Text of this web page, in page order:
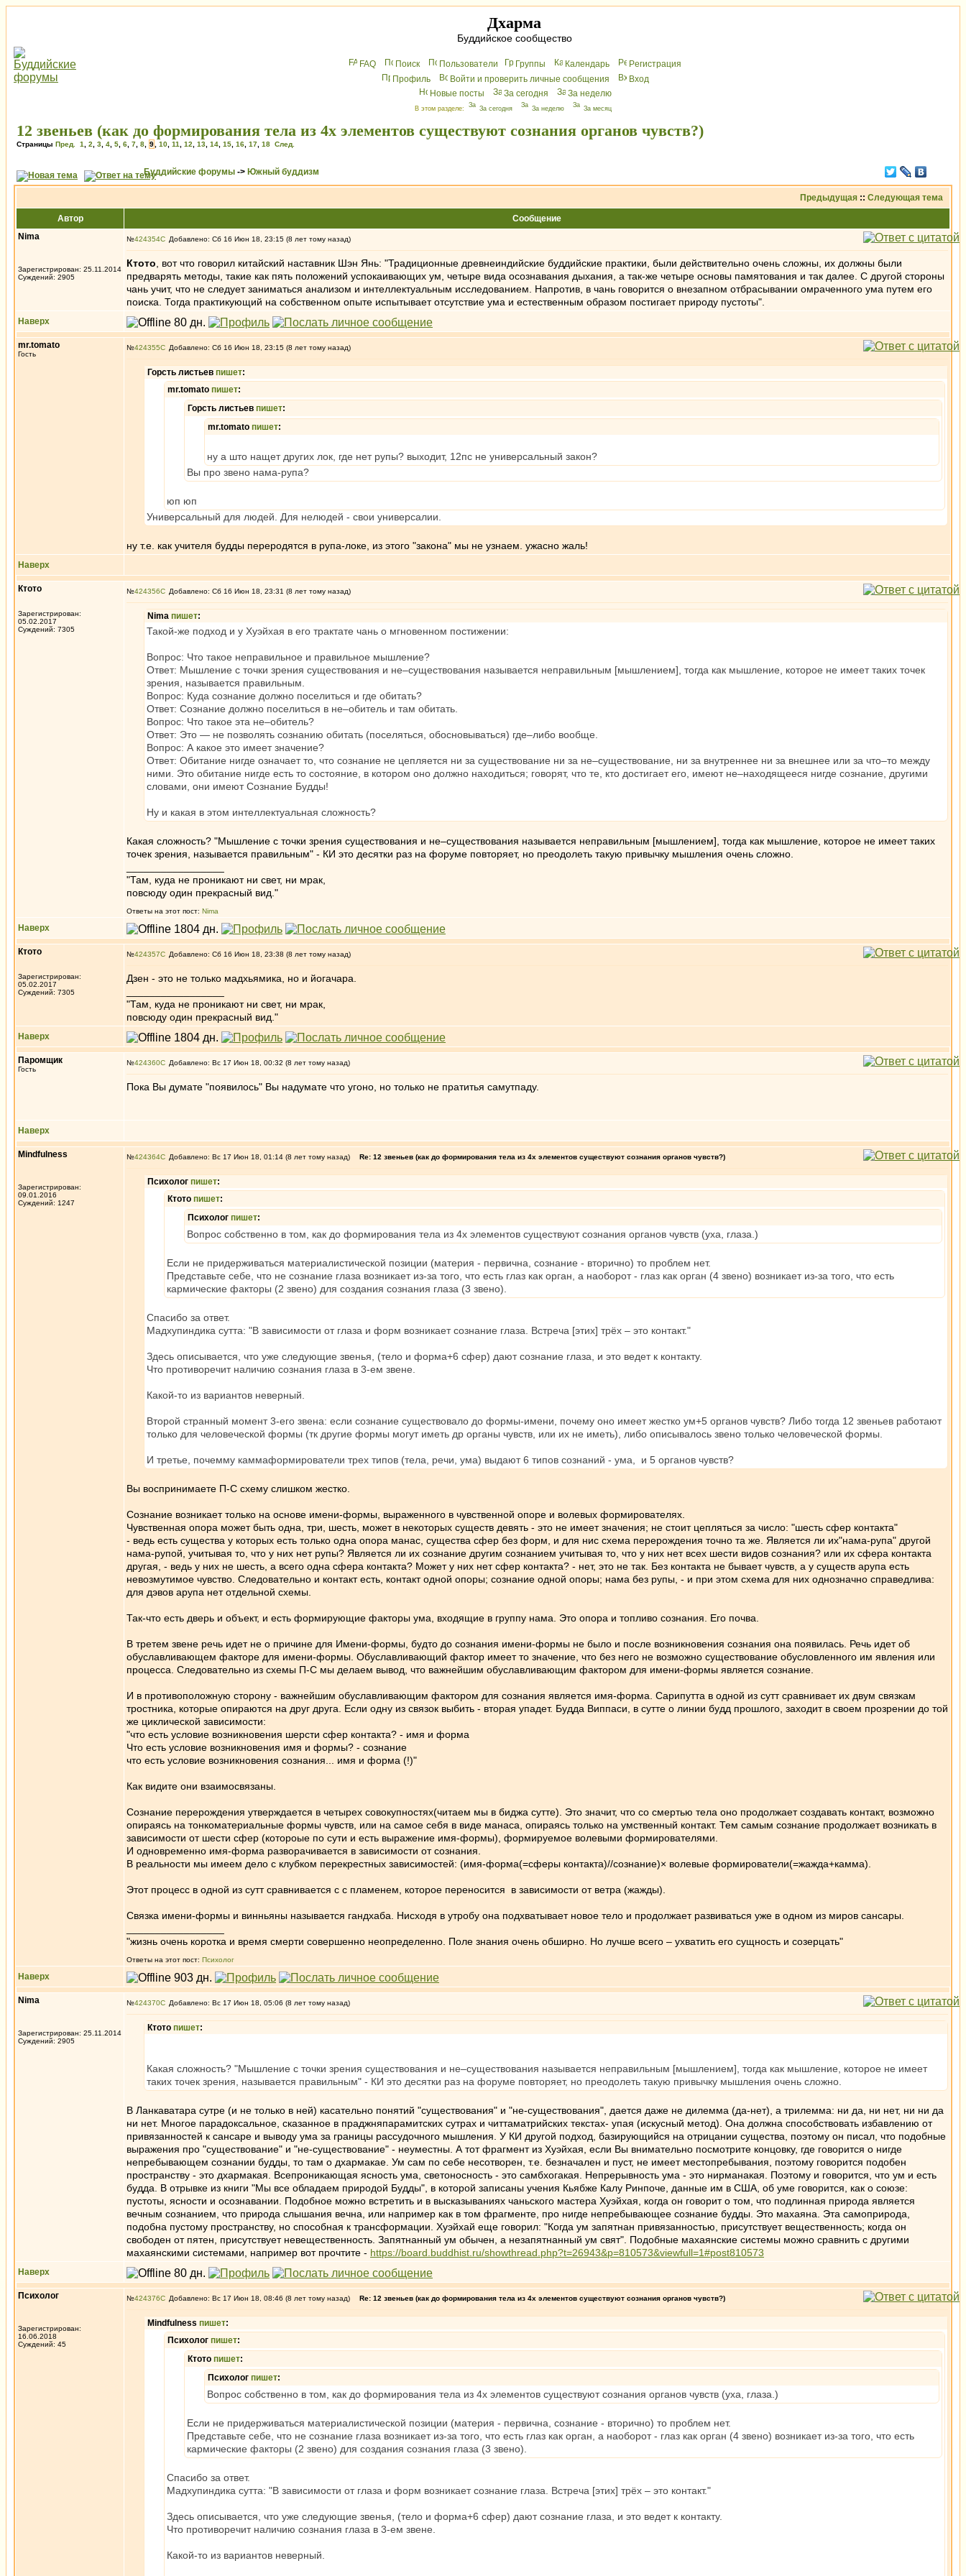
Дхарма
Буддийское сообщество
FAQ Поиск Пользователи Группы Календарь
Peгиcтрaция
Профиль
Войти и проверить личные сообщения
Вхoд
Новые посты
За сегодня За неделю
В этом разделе: За сегодня За неделю За месяц
12 звеньев (как до формирования тела из 4х элементов существуют сознания органов чувств?)
Страницы Пред. 1 2 3 4 5 6 7 8 9 10 11 12 13 14 15 16 17 18 След.
Буддийские форумы -> Южный буддизм
Предыдущая :: Следующая тема
Автор
Сообщение
Nima
Зарегистрирован: 25.11.2014
Суждений: 2905
№424354 Добавлено: Сб 16 Июн 18, 23:15 (8 лет тому назад)
Ктото , вот что говорил китайский наставник Шэн Янь: "Традиционные древнеиндийские буддийские практики, были действительно очень сложны, их должны были
предварять методы, такие как пять положений успокаивающих ум, четыре вида осознавания дыхания, а так-же четыре основы памятования и так далее. С другой стороны
чань учит, что не следует заниматься анализом и интеллектуальным исследованием. Напротив, в чань говорится о внезапном отбрасывании омраченного ума путем его
поиска. Тогда практикующий на собственном опыте испытывает отсутствие ума и естественным образом постигает природу пустоты".
Наверх
mr.tomato
Гость
№424355 Добавлено: Сб 16 Июн 18, 23:15 (8 лет тому назад)
Горсть листьев пишет:
mr.tomato пишет:
Горсть листьев пишет:
mr.tomato пишет:
ну а што нащет других лок, где нет рупы? выходит, 12пс не универсальный закон?
Вы про звено нама-рупа?
юп юп
Универсальный для людей. Для нелюдей - свои универсалии.
ну т.е. как учителя будды переродятся в рупа-локе, из этого "закона" мы не узнаем. ужасно жаль!
Наверх
Ктото
Зарегистрирован:
05.02.2017
Суждений: 7305
№424356 Добавлено: Сб 16 Июн 18, 23:31 (8 лет тому назад)
Nima пишет:
Такой-же подход и у Хуэйхая в его трактате чань о мгновенном постижении:
Вопрос: Что такое неправильное и правильное мышление?
Ответ: Мышление с точки зрения существования и не–существования называется неправильным [мышлением], тогда как мышление, которое не имеет таких точек
зрения, называется правильным.
Вопрос: Куда сознание должно поселиться и где обитать?
Ответ: Сознание должно поселиться в не–обитель и там обитать.
Вопрос: Что такое эта не–обитель?
Ответ: Это — не позволять сознанию обитать (поселяться, обосновываться) где–либо вообще.
Вопрос: А какое это имеет значение?
Ответ: Обитание нигде означает то, что сознание не цепляется ни за существование ни за не–существование, ни за внутреннее ни за внешнее или за что–то между
ними. Это обитание нигде есть то состояние, в котором оно должно находиться; говорят, что те, кто достигает его, имеют не–находящееся нигде сознание, другими
словами, они имеют Сознание Будды!
Ну и какая в этом интеллектуальная сложность?
Какая сложность? "Мышление с точки зрения существования и не–существования называется неправильным [мышлением], тогда как мышление, которое не имеет таких
точек зрения, называется правильным" - КИ это десятки раз на форуме повторяет, но преодолеть такую привычку мышления очень сложно.
"Там, куда не проникают ни свет, ни мрак,
повсюду один прекрасный вид."
Ответы на этот пост: Nima
Наверх
Ктото
Зарегистрирован:
05.02.2017
Суждений: 7305
№424357 Добавлено: Сб 16 Июн 18, 23:38 (8 лет тому назад)
Дзен - это не только мадхьямика, но и йогачара.
"Там, куда не проникают ни свет, ни мрак,
повсюду один прекрасный вид."
Наверх
Паромщик
Гость
№424360 Добавлено: Вс 17 Июн 18, 00:32 (8 лет тому назад)
Пока Вы думате "появилось" Вы надумате что угоно, но только не пратитья самутпаду.
Наверх
Mindfulness
Зарегистрирован:
09.01.2016
Суждений: 1247
№424364 Добавлено: Вс 17 Июн 18, 01:14 (8 лет тому назад) Re: 12 звеньев (как до формирования тела из 4х элементов существуют сознания органов чувств?)
Психолог пишет:
Ктото пишет:
Психолог пишет:
Вопрос собственно в том, как до формирования тела из 4х элементов существуют сознания органов чувств (уха, глаза.)
Если не придерживаться материалистической позиции (материя - первична, сознание - вторично) то проблем нет.
Представьте себе, что не сознание глаза возникает из-за того, что есть глаз как орган, а наоборот - глаз как орган (4 звено) возникает из-за того, что есть
кармические факторы (2 звено) для создания сознания глаза (3 звено).
Спасибо за ответ.
Мадхупиндика сутта: "В зависимости от глаза и форм возникает сознание глаза. Встреча [этих] трёх – это контакт."
Здесь описывается, что уже следующие звенья, (тело и форма+6 сфер) дают сознание глаза, и это ведет к контакту.
Что противоречит наличию сознания глаза в 3-ем звене.
Какой-то из вариантов неверный.
Второй странный момент 3-его звена: если сознание существовало до формы-имени, почему оно имеет жестко ум+5 органов чувств? Либо тогда 12 звеньев работают
только для человеческой формы (тк другие формы могут иметь др органы чувств, или их не иметь), либо описывалось звено только человеческой формы.
И третье, почемму каммаформирователи трех типов (тела, речи, ума) выдают 6 типов сознаний - ума, и 5 органов чувств?
Вы воспринимаете П-С схему слишком жестко.
Сознание возникает только на основе имени-формы, выраженного в чувственной опоре и волевых формирователях.
Чувственная опора может быть одна, три, шесть, может в некоторых существ девять - это не имеет значения; не стоит цепляться за число: "шесть сфер контакта"
- ведь есть существа у которых есть только одна опора манас, существа сфер без форм, и для нис схема перерождения точно та же. Является ли их"нама-рупа" другой
нама-рупой, учитывая то, что у них нет рупы? Является ли их сознание другим сознанием учитывая то, что у них нет всех шести видов сознания? или их сфера контакта
другая, - ведь у них не шесть, а всего одна сфера контакта? Может у них нет сфер контакта? - нет, это не так. Без контакта не бывает чувств, а у существ арупа есть
невозмутимое чувство. Следовательно и контакт есть, контакт одной опоры; сознание одной опоры; нама без рупы, - и при этом схема для них однозначно справедлива:
для дэвов арупа нет отдельной схемы.
Так-что есть дверь и объект, и есть формирующие факторы ума, входящие в группу нама. Это опора и топливо сознания. Его почва.
В третем звене речь идет не о причине для Имени-формы, будто до сознания имени-формы не было и после возникновения сознания она появилась. Речь идет об
обуславливающем факторе для имени-формы. Обуславливающий фактор имеет то значение, что без него не возможно существование обусловленного им явления или
процесса. Следовательно из схемы П-С мы делаем вывод, что важнейшим обуславливающим фактором для имени-формы является сознание.
И в противоположную сторону - важнейшим обуславливающим фактором для сознания является имя-форма. Сарипутта в одной из сутт сравнивает их двум связкам
тростника, которые опираются на друг друга. Если одну из связок выбить - вторая упадет. Будда Виппаси, в сутте о линии будд прошлого, заходит в своем прозрении до той
же циклической зависимости:
"что есть условие возникновения шерсти сфер контакта? - имя и форма
Что есть условие возникновения имя и формы? - сознание
что есть условие возникновения сознания... имя и форма (!)"
Как видите они взаимосвязаны.
Сознание перерождения утверждается в четырех совокупностях(читаем мы в биджа сутте). Это значит, что со смертью тела оно продолжает создавать контакт, возможно
опираясь на тонкоматериальные формы чувств, или на самое себя в виде манаса, опираясь только на умственный контакт. Тем самым сознание продолжает возникать в
зависимости от шести сфер (котороые по сути и есть выражение имя-формы), формируемое волевыми формирователями.
И одновременно имя-форма разворачивается в зависимости от сознания.
В реальности мы имеем дело с клубком перекрестных зависимостей: (имя-форма(=сферы контакта)//сознание)× волевые формирователи(=жажда+камма).
Этот процесс в одной из сутт сравнивается с с пламенем, которое переносится в зависимости от ветра (жажды).
Связка имени-формы и винньяны называется гандхаба. Нисходя в утробу она подхватывает новое тело и продолжает развиваться уже в одном из миров сансары.
"жизнь очень коротка и время смерти совершенно неопределенно. Поле знания очень обширно. Но лучше всего – ухватить его сущность и созерцать"
Ответы на этот пост: Психолог
Наверх
Nima
Зарегистрирован: 25.11.2014
Суждений: 2905
№424370 Добавлено: Вс 17 Июн 18, 05:06 (8 лет тому назад)
Ктото пишет:
Какая сложность? "Мышление с точки зрения существования и не–существования называется неправильным [мышлением], тогда как мышление, которое не имеет
таких точек зрения, называется правильным" - КИ это десятки раз на форуме повторяет, но преодолеть такую привычку мышления очень сложно.
В Ланкаватара сутре (и не только в ней) касательно понятий "существования" и "не-существования", дается даже не дилемма (да-нет), а трилемма: ни да, ни нет, ни ни да
ни нет. Многое парадоксальное, сказанное в праджняпарамитских сутрах и читтаматрийских текстах- упая (искусный метод). Она должна способствовать избавлению от
привязанностей к сансаре и выводу ума за границы рассудочного мышления. У КИ другой подход, базирующийся на отрицании существа, поэтому он писал, что подобные
выражения про "существование" и "не-существование" - неуместны. А тот фрагмент из Хуэйхая, если Вы внимательно посмотрите концовку, где говорится о нигде
непребывающем сознании будды, то там о дхармакае. Ум сам по себе несотворен, т.е. безначален и пуст, не имеет местопребывания, поэтому говорится подобен
пространству - это дхармакая. Всепроникающая ясность ума, светоносность - это самбхогакая. Непрерывность ума - это нирманакая. Поэтому и говорится, что ум и есть
будда. В отрывке из книги "Мы все обладаем природой Будды", в которой записаны учения Кьябже Калу Ринпоче, данные им в США, об уме говорится, как о союзе:
пустоты, ясности и осознавании. Подобное можно встретить и в высказываниях чаньского мастера Хуэйхая, когда он говорит о том, что подлинная природа является
вечным сознанием, что природа слышания вечна, или например как в том фрагменте, про нигде непребывающее сознание будды. Это махаяна. Эта самоприрода,
подобна пустому пространству, но способная к трансформации. Хуэйхай еще говорил: "Когда ум запятнан привязанностью, присутствует вещественность; когда он
свободен от пятен, присутствует невещественность. Запятнанный ум обычен, а незапятнанный ум свят". Подобные махаянские системы можно сравнить с другими
махаянскими системами, например вот прочтите - https://board.buddhist.ru/showthread.php?t=26943&p=810573&viewfull=1#post810573
Наверх
Психолог
Зарегистрирован:
16.06.2018
Суждений: 45
№424376 Добавлено: Вс 17 Июн 18, 08:46 (8 лет тому назад) Re: 12 звеньев (как до формирования тела из 4х элементов существуют сознания органов чувств?)
Mindfulness пишет:
Психолог пишет:
Ктото пишет:
Психолог пишет:
Вопрос собственно в том, как до формирования тела из 4х элементов существуют сознания органов чувств (уха, глаза.)
Если не придерживаться материалистической позиции (материя - первична, сознание - вторично) то проблем нет.
Представьте себе, что не сознание глаза возникает из-за того, что есть глаз как орган, а наоборот - глаз как орган (4 звено) возникает из-за того, что есть
кармические факторы (2 звено) для создания сознания глаза (3 звено).
Спасибо за ответ.
Мадхупиндика сутта: "В зависимости от глаза и форм возникает сознание глаза. Встреча [этих] трёх – это контакт."
Здесь описывается, что уже следующие звенья, (тело и форма+6 сфер) дают сознание глаза, и это ведет к контакту.
Что противоречит наличию сознания глаза в 3-ем звене.
Какой-то из вариантов неверный.